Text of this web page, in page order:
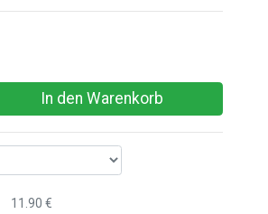
In den Warenkorb
11.90 €